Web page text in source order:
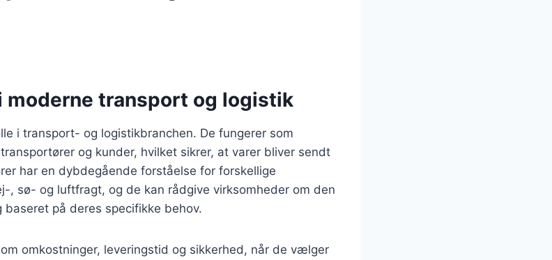
moderne transport og logistik
i transport- og logistikbranchen. De fungerer som
og kunder, hvilket sikrer, at varer bliver sendt
har en dybdegående forståelse for forskellige
, sø- og luftfragt, og de kan rådgive virksomheder om den
på deres specifikke behov.
omkostninger, leveringstid og sikkerhed, når de vælger